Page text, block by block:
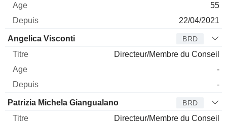
55
22/04/2021
Angelica Visconti BRD
Directeur/Membre du Conseil
-
-
Patrizia Michela Giangualano BRD
Directeur/Membre du Conseil